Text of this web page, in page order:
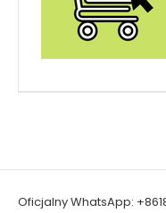
Oficjalny WhatsApp: